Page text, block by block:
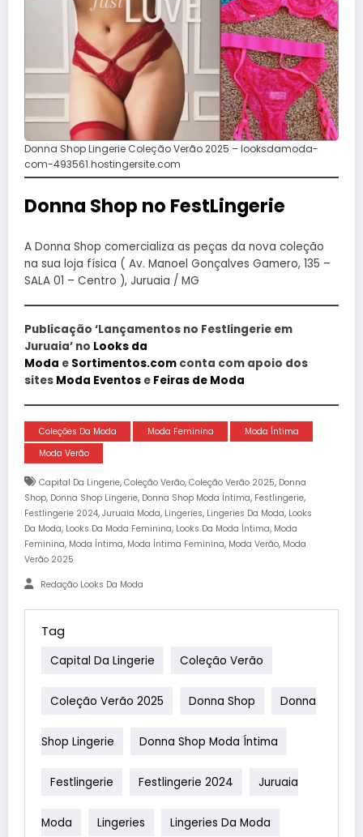
Donna Shop Lingerie Coleção Verão 2025 – looksdamoda-
com-493561.hostingersite.com
Donna Shop no FestLingerie
A Donna Shop comercializa as peças da nova coleção
na sua loja física ( Av. Manoel Gonçalves Gamero, 135 –
SALA 01 – Centro ), Juruaia / MG
Publicação ‘Lançamentos no Festlingerie em
Juruaia’ no Looks da
Moda e Sortimentos.com conta com apoio dos
sites Moda Eventos e Feiras de Moda
Coleções Da Moda Moda Feminina
Moda Íntima
Moda Verão
Capital Da Lingerie, Coleção Verão, Coleção Verão 2025, Donna
Shop, Donna Shop Lingerie, Donna Shop Moda Íntima, Festlingerie,
Festlingerie 2024, Juruaia Moda, Lingeries, Lingeries Da Moda, Looks
Da Moda, Looks Da Moda Feminina, Looks Da Moda Íntima, Moda
Feminina, Moda Íntima, Moda Íntima Feminina, Moda Verão, Moda
Verão 2025
Redação Looks Da Moda
Tag
Capital Da Lingerie Coleção Verão
Coleção Verão 2025 Donna Shop Donna
Shop Lingerie Donna Shop Moda Íntima
Festlingerie Festlingerie 2024 Juruaia
Moda Lingeries Lingeries Da Moda